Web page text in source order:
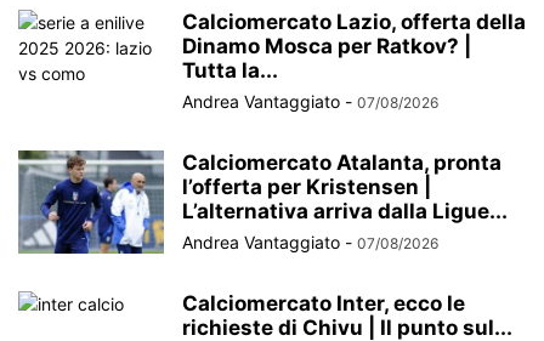
Calciomercato Lazio, offerta della
Dinamo Mosca per Ratkov? |
Tutta la...
Andrea Vantaggiato - 07/08/2026
Calciomercato Atalanta, pronta
l’offerta per Kristensen |
L’alternativa arriva dalla Ligue...
Andrea Vantaggiato - 07/08/2026
Calciomercato Inter, ecco le
richieste di Chivu | Il punto sul...